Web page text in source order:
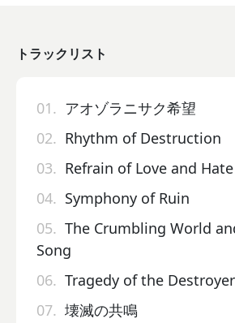
トラックリスト
01. アオゾラニサク希望
02. Rhythm of Destruction
03. Refrain of Love and Hate
04. Symphony of Ruin
05. The Crumbling World
Song
06. Tragedy of the Destroyer
07. 壊滅の共鳴